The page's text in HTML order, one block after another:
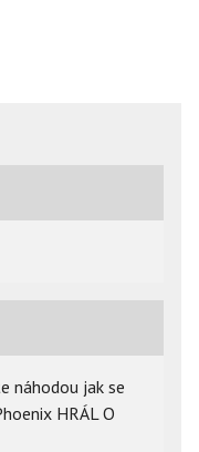
náhodou jak se
HRÁL O